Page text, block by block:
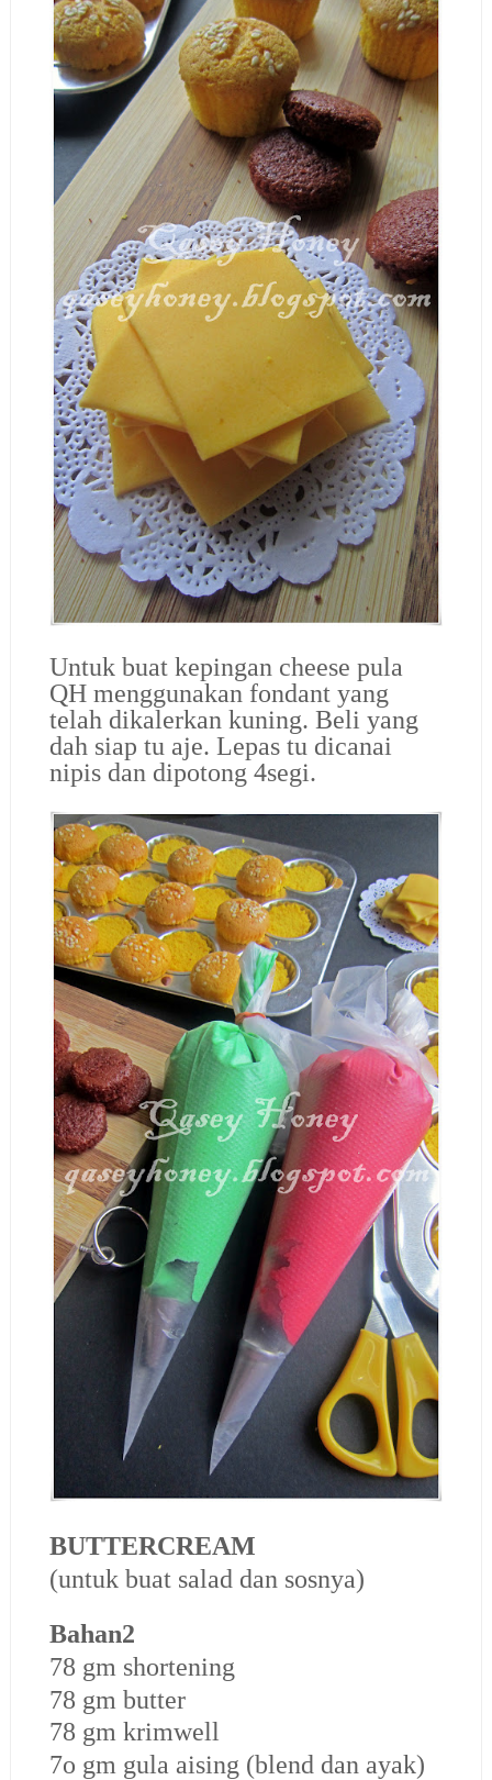
Untuk buat kepingan cheese pula
QH menggunakan fondant yang
telah dikalerkan kuning. Beli yang
dah siap tu aje. Lepas tu dicanai
nipis dan dipotong 4segi.
BUTTERCREAM
(untuk buat salad dan sosnya)
Bahan2
78 gm shortening
78 gm butter
78 gm krimwell
7o gm gula aising (blend dan ayak)